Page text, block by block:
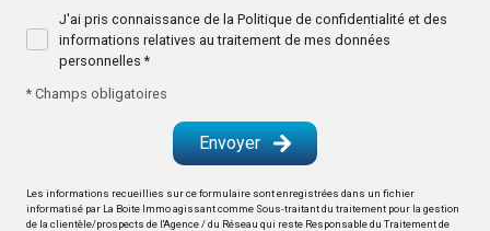
J'ai pris connaissance de la Politique de confidentialité et des
informations relatives au traitement de mes données
personnelles *
* Champs obligatoires
Envoyer
Les informations recueillies sur ce formulaire sont enregistrées dans un fichier
informatisé par La Boite Immo agissant comme Sous-traitant du traitement pour la gestion
de la clientèle/prospects de l'Agence / du Réseau qui reste Responsable du Traitement de